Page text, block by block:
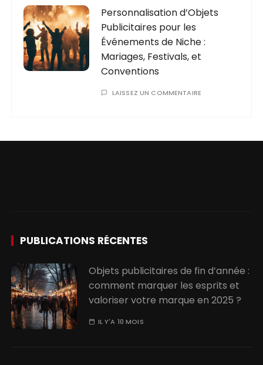
Personnalisation d’Objets
Publicitaires pour les
Événements de Niche :
Mariages, Festivals, et
Conventions
LAISSEZ UN COMMENTAIRE
PUBLICATIONS RÉCENTES
Objets publicitaires de fin d’année :
comment marquer les esprits et
valoriser votre marque en 2025 ?
IL Y'A 10 MOIS